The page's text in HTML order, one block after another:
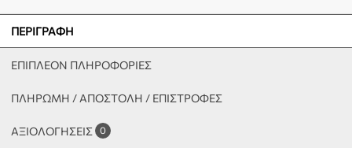
ΠΕΡΙΓΡΑΦΉ
ΕΠΙΠΛΈΟΝ ΠΛΗΡΟΦΟΡΊΕΣ
ΠΛΗΡΩΜΗ / ΑΠΟΣΤΟΛΗ / ΕΠΙΣΤΡΟΦΕΣ
ΑΞΙΟΛΟΓΉΣΕΙΣ 0